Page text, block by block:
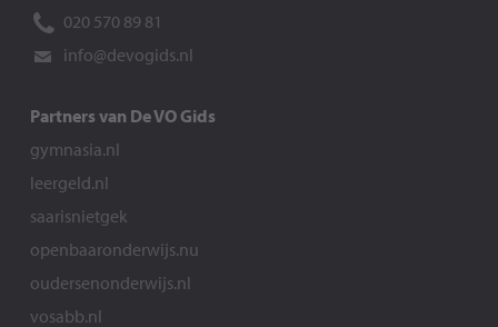
020 570 89 81
info@devogids.nl
Partners van De VO Gids
gymnasia.nl
leergeld.nl
saarisnietgek
openbaaronderwijs.nu
oudersenonderwijs.nl
vosabb.nl